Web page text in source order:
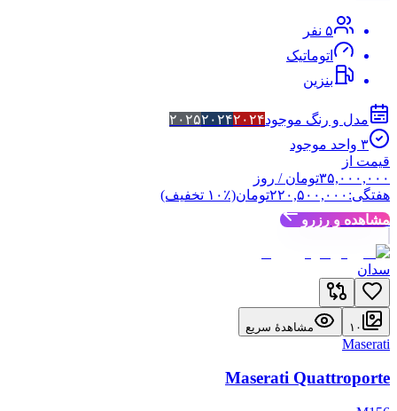
۵ نفر
اتوماتیک
بنزین
مدل و رنگ موجود ۲۰۲۵۲۰۲۴۲۰۲۴
۳ واحد موجود
قیمت از
۳۵,۰۰۰,۰۰۰تومان / روز
هفتگی: ۲۲۰,۵۰۰,۰۰۰تومان(٪ ۱۰ تخفیف)
مشاهده و رزرو
سدان
۱۰ مشاهدهٔ سریع
Maserati
Maserati Quattroporte